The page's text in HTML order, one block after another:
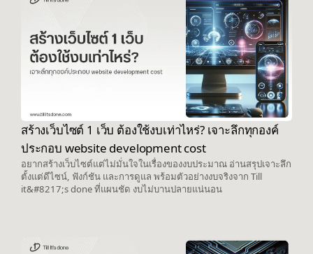
สร้างเว็บไซต์ 1 เว็บ ต้องใช้งบเท่าไหร่? เจาะลึกทุกองค์
ประกอบ website development cost
อยากสร้างเว็บไซต์แต่ไม่มั่นใจในเรื่องของงบประมาณ อ่านสรุปเจาะลึก
ตั้งแต่ดีไซน์, ฟังก์ชัน และการดูแล พร้อมตัวอย่างงบจริงจาก Till
it&#8217;s done ที่แผนชัด งบไม่บานปลายแน่นอน